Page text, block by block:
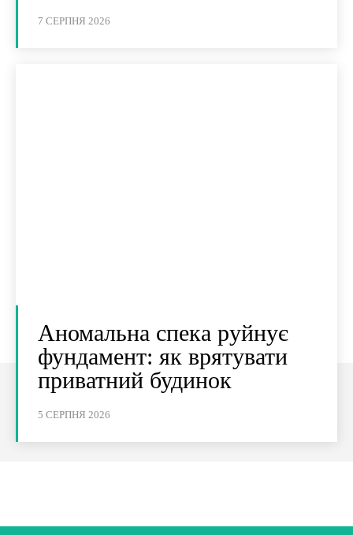
7 СЕРПНЯ 2026
Аномальна спека руйнує
фундамент: як врятувати
приватний будинок
5 СЕРПНЯ 2026